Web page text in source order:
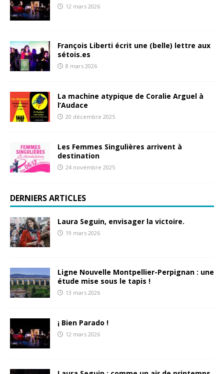
12 mars 2026
François Liberti écrit une (belle) lettre aux
sétois.es
8 mars 2026
La machine atypique de Coralie Arguel à
l’Audace
20 décembre 2025
Les Femmes Singulières arrivent à
destination
24 novembre 2025
DERNIERS ARTICLES
Laura Seguin, envisager la victoire.
19 mars 2026
Ligne Nouvelle Montpellier-Perpignan : une
étude mise sous le tapis !
13 mars 2026
¡ Bien Parado !
12 mars 2026